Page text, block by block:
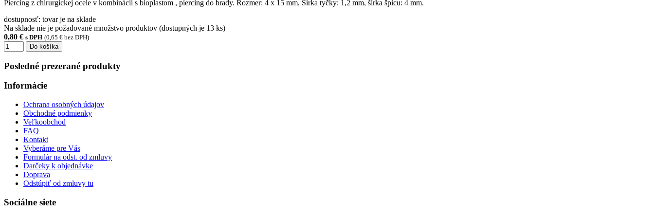
Piercing z chirurgickej ocele v kombinácii s bioplastom , piercing do brady. Rozmer: 4 x 15 mm, Šírka tyčky: 1,2 mm, šírka špicu: 4 mm.
dostupnosť: tovar je na sklade
Na sklade nie je požadované množstvo produktov (dostupných je 13 ks)
0,80 € s DPH (0,65 € bez DPH)
Do košíka
Posledné prezerané produkty
Informácie
Ochrana osobných údajov
Obchodné podmienky
Veľkoobchod
FAQ
Kontakt
Vyberáme pre Vás
Formulár na odst. od zmluvy
Darčeky k objednávke
Doprava
Odstúpiť od zmluvy tu
Sociálne siete